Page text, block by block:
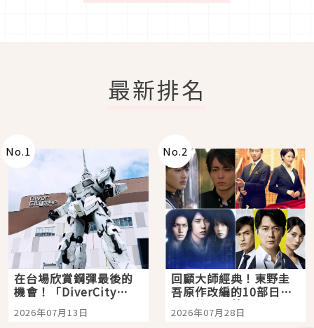
最新排名
No.1
在台場欣賞鋼彈最後的
機會！「DiverCity
Tokyo Plaza」搭船、
購物、美食及夜景，一
2026年07月13日
No.2
回顧大師經典！東野圭
吾原作改編的10部日本
影視作品推薦
2026年07月28日